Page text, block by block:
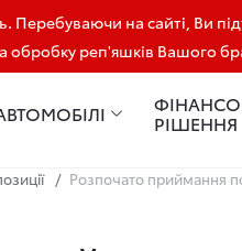
Перебуваючи на сайті, Ви
обробку реп'яшків Вашого
РІШЕННЯ
Розпочато приймання